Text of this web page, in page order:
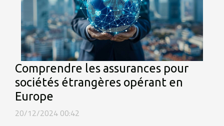
Comprendre les assurances pour
sociétés étrangères opérant en
Europe
20/12/2024 00:42